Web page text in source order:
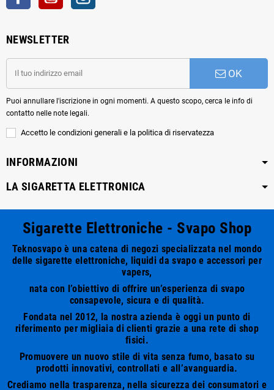
NEWSLETTER
OK
Puoi annullare l'iscrizione in ogni momenti. A questo scopo, cerca le info di
contatto nelle note legali.
Accetto le condizioni generali e la politica di riservatezza
INFORMAZIONI
LA SIGARETTA ELETTRONICA
Sigarette Elettroniche - Svapo Shop
Teknosvapo è una catena di negozi specializzata nel mondo
delle sigarette elettroniche, liquidi da svapo e accessori per
vapers,
nata con l’obiettivo di offrire un’esperienza di svapo
consapevole, sicura e di qualità.
Fondata nel 2012, la nostra azienda è oggi un punto di
riferimento per migliaia di clienti grazie a una rete di shop
fisici.
Promuovere un nuovo stile di vita senza fumo, basato su
prodotti innovativi, controllati e all’avanguardia.
Crediamo nella trasparenza, nella sicurezza dei consumatori e